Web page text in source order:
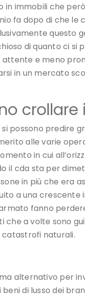
in immobili che
fa dopo di che le
questo
di quanto ci si
e meno
in un mercato
possono predire
alle varie
in cui
il cda sta per
in più che era
a una crescente
fanno
che a volte sono
naturali.
alternativo per
di lusso dei